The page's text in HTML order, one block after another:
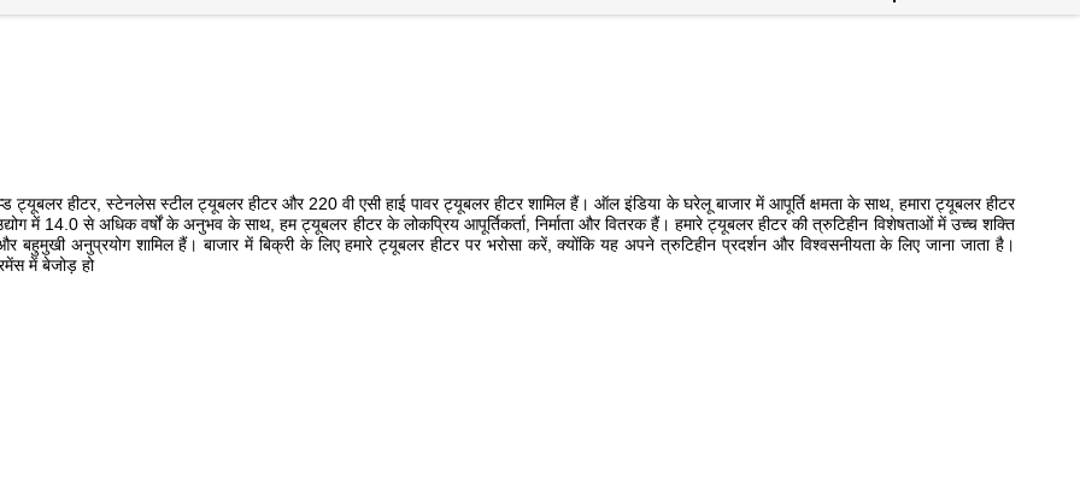
हीटर, स्टेनलेस स्टील ट्यूबलर हीटर और 220 वी एसी हाई पावर ट्यूबलर हीटर शामिल हैं। ऑल इंडिया के घरेलू बाजार में आपूर्ति क्षमता के साथ, हमारा ट्यूबलर हीटर
में 14.0 से अधिक वर्षों के अनुभव के साथ, हम ट्यूबलर हीटर के लोकप्रिय आपूर्तिकर्ता, निर्माता और वितरक हैं। हमारे ट्यूबलर हीटर की त्रुटिहीन विशेषताओं में उच्च शक्ति
अनुप्रयोग शामिल हैं। बाजार में बिक्री के लिए हमारे ट्यूबलर हीटर पर भरोसा करें, क्योंकि यह अपने त्रुटिहीन प्रदर्शन और विश्वसनीयता के लिए जाना जाता है।
में बेजोड़ हो